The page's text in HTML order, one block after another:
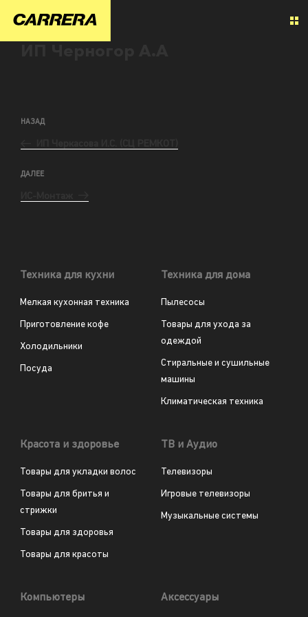
НАЗАД
ДАЛЕЕ
Техника для кухни
Мелкая кухонная техника
Приготовление кофе
Холодильники
Посуда
Техника для дома
Пылесосы
Товары для ухода за
одеждой
Стиральные и сушильные
машины
Климатическая техника
Красота и здоровье
Товары для укладки волос
Товары для бритья и
стрижки
Товары для здоровья
Товары для красоты
ТВ и Аудио
Телевизоры
Игровые телевизоры
Музыкальные системы
Компьютеры Аксессуары